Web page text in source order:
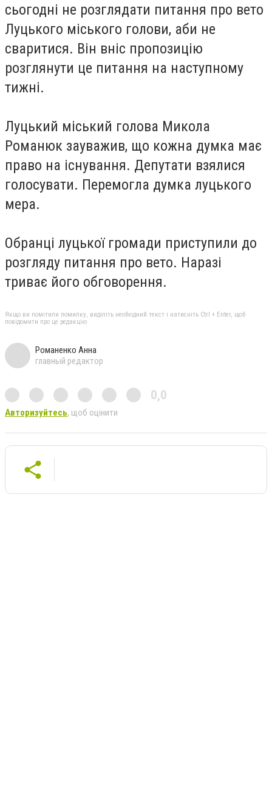
сьогодні не розглядати питання про вето
Луцького міського голови, аби не
сваритися. Він вніс пропозицію
розглянути це питання на наступному
тижні.
Луцький міський голова Микола
Романюк зауважив, що кожна думка має
право на існування. Депутати взялися
голосувати. Перемогла думка луцького
мера.
Обранці луцької громади приступили до
розгляду питання про вето. Наразі
триває його обговорення.
Якщо ви помітили помилку, виділіть необхідний текст і натисніть Ctrl + Enter, щоб
повідомити про це редакцію
Романенко Анна
главный редактор
0,0
Авторизуйтесь, щоб оцінити